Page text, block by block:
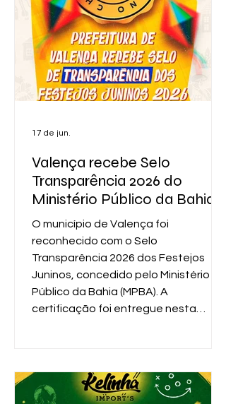
valorização cultural e fortalecimento
do comércio local. Na Vila Operária, o
público prestigiou as ap
Valença recebe Selo
Transparência 2026 do
Ministério Público da Bahia
O município de Valença foi
reconhecido com o Selo
Transparência 2026 dos Festejos
Juninos, concedido pelo Ministério
Público da Bahia (MPBA). A
certificação foi entregue nesta
conquista reconhece os municípios
que aderiram ao Painel de
17 de jun.